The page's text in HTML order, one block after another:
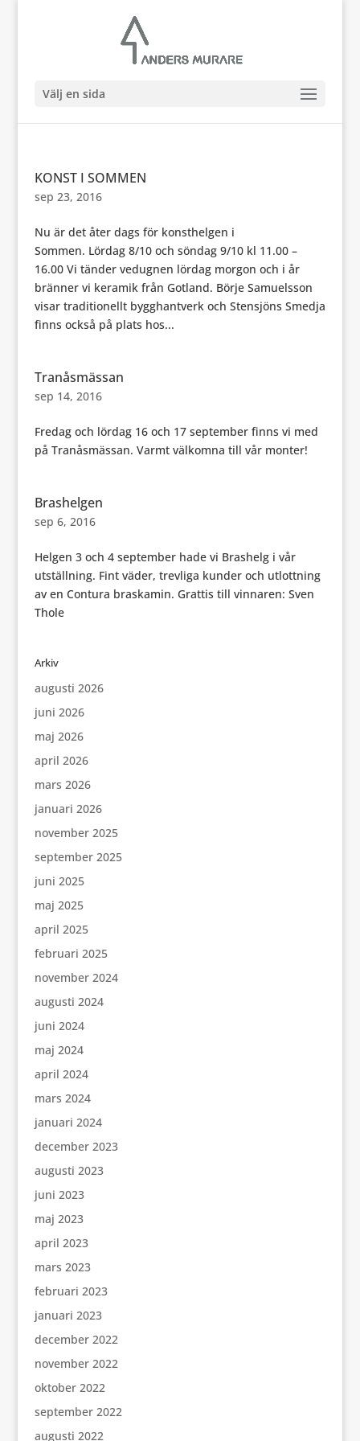
Välj en sida
KONST I SOMMEN
sep 23, 2016
Nu är det åter dags för konsthelgen i
Sommen. Lördag 8/10 och söndag 9/10 kl 11.00 –
16.00 Vi tänder vedugnen lördag morgon och i år
bränner vi keramik från Gotland. Börje Samuelsson
visar traditionellt bygghantverk och Stensjöns Smedja
finns också på plats hos...
Tranåsmässan
sep 14, 2016
Fredag och lördag 16 och 17 september finns vi med
på Tranåsmässan. Varmt välkomna till vår monter!
Brashelgen
sep 6, 2016
Helgen 3 och 4 september hade vi Brashelg i vår
utställning. Fint väder, trevliga kunder och utlottning
av en Contura braskamin. Grattis till vinnaren: Sven
Thole
Arkiv
augusti 2026
juni 2026
maj 2026
april 2026
mars 2026
januari 2026
november 2025
september 2025
juni 2025
maj 2025
april 2025
februari 2025
november 2024
augusti 2024
juni 2024
maj 2024
april 2024
mars 2024
januari 2024
december 2023
augusti 2023
juni 2023
maj 2023
april 2023
mars 2023
februari 2023
januari 2023
december 2022
november 2022
oktober 2022
september 2022
augusti 2022